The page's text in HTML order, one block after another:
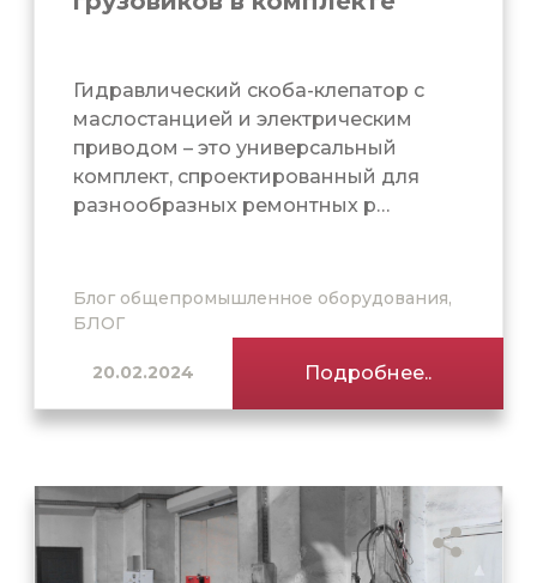
Гидравлический скоба-клепатор с
маслостанцией и электрическим
приводом – это универсальный
комплект, спроектированный для
разнообразных ремонтных р…
Блог общепромышленное оборудования,
БЛОГ
20.02.2024 Подробнее..